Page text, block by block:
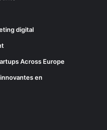
digital
Across Europe
en